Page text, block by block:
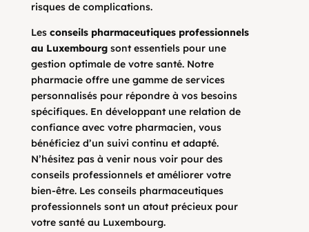
risques de complications.
Les conseils pharmaceutiques professionnels
au Luxembourgsont essentiels pour une
gestion optimale de votre santé. Notre
pharmacie offre une gamme de services
personnalisés pour répondre à vos besoins
spécifiques. En développant une relation de
confiance avec votre pharmacien, vous
bénéficiez d’un suivi continu et adapté.
N’hésitez pas à venir nous voir pour des
conseils professionnels et améliorer votre
bien-être. Les conseils pharmaceutiques
professionnels sont un atout précieux pour
votre santé au Luxembourg.